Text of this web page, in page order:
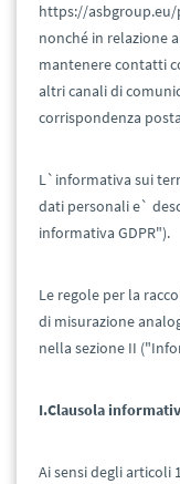
https://
nonché in relazione
mantenere contatti
altri canali di
corrispondenza
L`informativa sui
dati personali e`
informativa GDPR").
Le regole per la
di misurazione
nella sezione II
I.Clausola
Ai sensi degli articoli